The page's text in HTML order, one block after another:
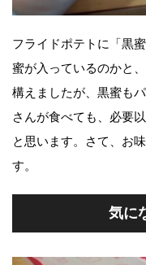
フライドポテトに「黒
蜜が入っているのかと
構えましたが、黒蜜も
さんが食べても、必要
と思います。さて、お
す。
気に